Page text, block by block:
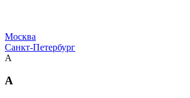
Москва
Санкт-Петербург
А
А